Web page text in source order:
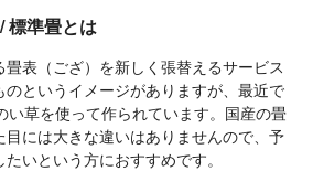
標準畳とは
表（ござ）を新しく張替えるサービス
というイメージがありますが、最近で
い草を使って作られています。国産の畳
目には大きな違いはありませんので、予
いという方におすすめです。